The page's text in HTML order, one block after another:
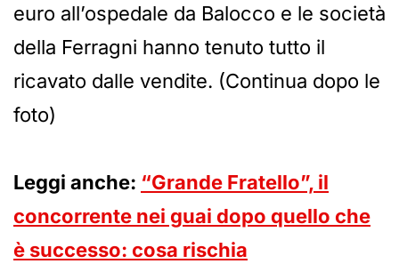
euro all’ospedale da Balocco e le società
della Ferragni hanno tenuto tutto il
ricavato dalle vendite. (Continua dopo le
foto)
Leggi anche: “Grande Fratello”, il
concorrente nei guai dopo quello che
è successo: cosa rischia